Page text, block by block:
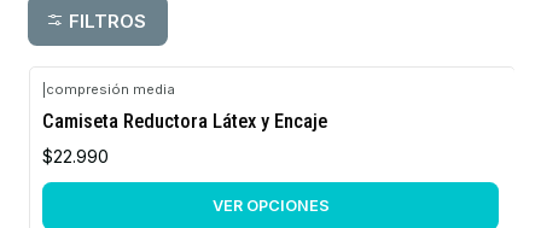
FILTROS
compresión media
Camiseta Reductora Látex y Encaje
$22.990
VER OPCIONES